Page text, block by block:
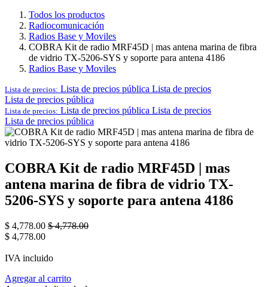
Todos los productos
Radiocomunicación
Radios Base y Moviles
COBRA Kit de radio MRF45D | mas antena marina de fibra
de vidrio TX-5206-SYS y soporte para antena 4186
Radios Base y Moviles
Lista de precios: Lista de precios pública Lista de precios
Lista de precios pública
Lista de precios: Lista de precios pública Lista de precios
Lista de precios pública
COBRA Kit de radio MRF45D | mas
antena marina de fibra de vidrio TX-
5206-SYS y soporte para antena 4186
$ 4,778.00 $4,778.00
$ 4,778.00
IVA incluido
Agregar al carrito